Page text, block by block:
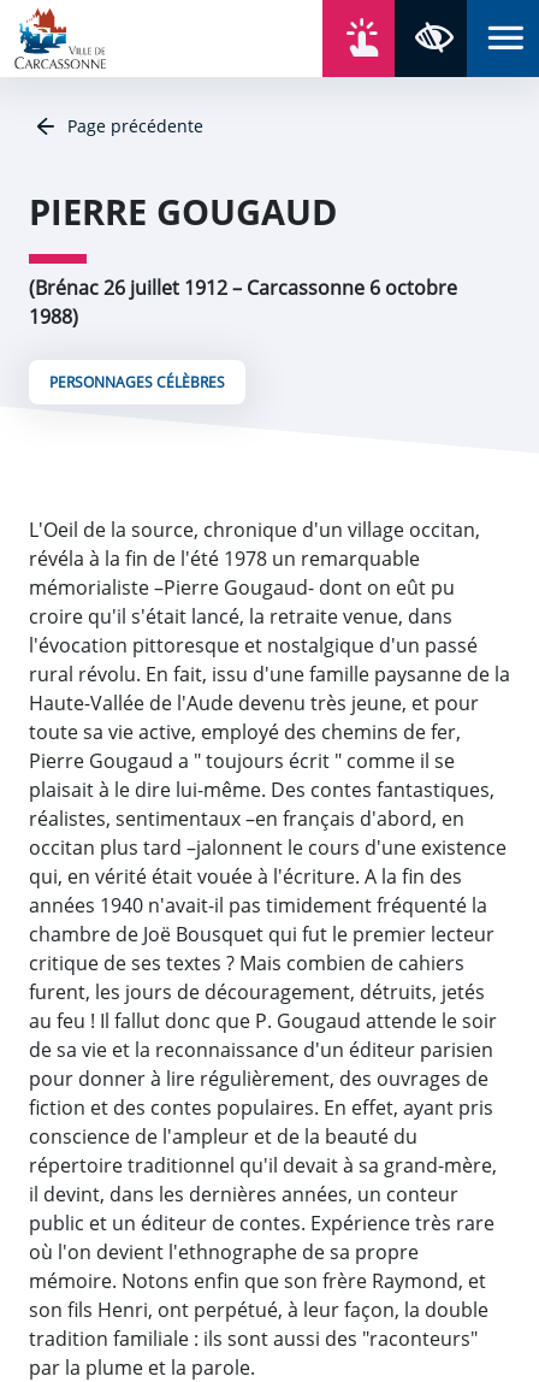
Aller au contenu
Aller au menu
Aller au plan du site
Aller à la recherche
Page précédente
PIERRE GOUGAUD
(Brénac 26 juillet 1912 – Carcassonne 6 octobre
1988)
PERSONNAGES CÉLÈBRES
L'Oeil de la source, chronique d'un village occitan,
révéla à la fin de l'été 1978 un remarquable
mémorialiste –Pierre Gougaud- dont on eût pu
croire qu'il s'était lancé, la retraite venue, dans
l'évocation pittoresque et nostalgique d'un passé
rural révolu. En fait, issu d'une famille paysanne de la
Haute-Vallée de l'Aude devenu très jeune, et pour
toute sa vie active, employé des chemins de fer,
Pierre Gougaud a " toujours écrit " comme il se
plaisait à le dire lui-même. Des contes fantastiques,
réalistes, sentimentaux –en français d'abord, en
occitan plus tard –jalonnent le cours d'une existence
qui, en vérité était vouée à l'écriture. A la fin des
années 1940 n'avait-il pas timidement fréquenté la
chambre de Joë Bousquet qui fut le premier lecteur
critique de ses textes ? Mais combien de cahiers
furent, les jours de découragement, détruits, jetés
au feu ! Il fallut donc que P. Gougaud attende le soir
de sa vie et la reconnaissance d'un éditeur parisien
pour donner à lire régulièrement, des ouvrages de
fiction et des contes populaires. En effet, ayant pris
conscience de l'ampleur et de la beauté du
répertoire traditionnel qu'il devait à sa grand-mère,
il devint, dans les dernières années, un conteur
public et un éditeur de contes. Expérience très rare
où l'on devient l'ethnographe de sa propre
mémoire. Notons enfin que son frère Raymond, et
son fils Henri, ont perpétué, à leur façon, la double
tradition familiale : ils sont aussi des "raconteurs"
par la plume et la parole.
Panneau de gestion des cookies